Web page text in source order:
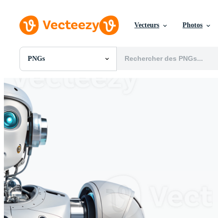
Vecteurs Photos
PNGs
Toutes Images
Modèles
Vecteurs
Vidéos